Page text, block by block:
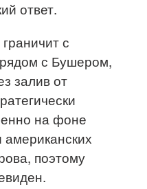
ответ.
с
с Бушером,
залив от
на фоне
поэтому